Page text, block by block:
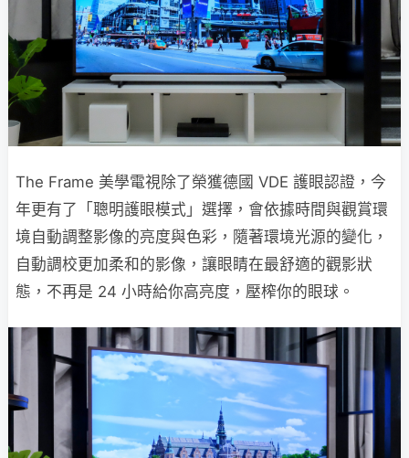
The Frame 美學電視除了榮獲德國 VDE 護眼認證，今
年更有了「聰明護眼模式」選擇，會依據時間與觀賞環
境自動調整影像的亮度與色彩，隨著環境光源的變化，
自動調校更加柔和的影像，讓眼睛在最舒適的觀影狀
態，不再是 24 小時給你高亮度，壓榨你的眼球。